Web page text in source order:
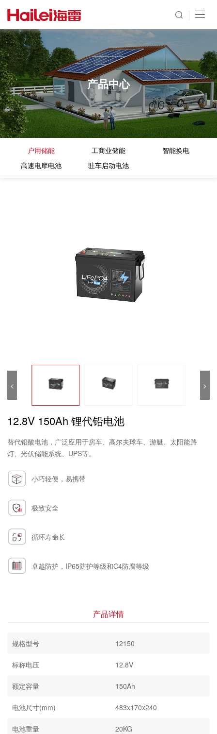
产品中心
户用储能 工商业储能
智能换电
高速电摩电池
驻车启动电池
>
<
12.8V 150Ah 锂代铅电池
替代铅酸电池，广泛应用于房车、高尔夫球车、游艇、太阳能路
灯、光伏储能系统、UPS等。
小巧轻便，易携带
极致安全
循环寿命长
卓越防护，IP65防护等级和C4防腐等级
产品详情
规格型号 12150
标称电压 12.8V
额定容量 150Ah
电池尺寸(mm) 483x170x240
电池重量 20KG